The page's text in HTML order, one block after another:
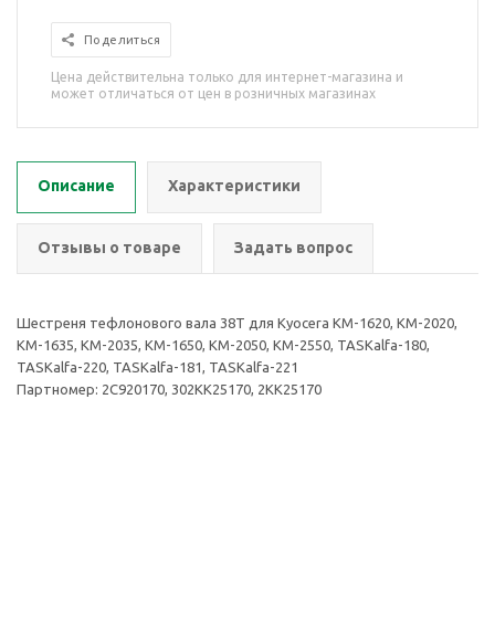
Поделиться
Цена действительна только для интернет-магазина и
может отличаться от цен в розничных магазинах
Описание Характеристики
Отзывы о товаре Задать вопрос
Шестреня тефлонового вала 38T для Kyocera KM-1620, KM-2020,
KM-1635, KM-2035, KM-1650, KM-2050, KM-2550, TASKalfa-180,
TASKalfa-220, TASKalfa-181, TASKalfa-221
Партномер: 2C920170, 302KK25170, 2KK25170